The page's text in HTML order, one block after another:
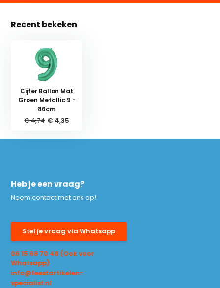
Recent bekeken
Cijfer Ballon Mat
Groen Metallic 9 -
86cm
€ 4,74 € 4,35
Heb je een vraag?
Neem contact met ons op!
Stel je vraag via Whatsapp
06 15 68 70 48 (Ook voor
Whatsapp)
info@feestartikelen-
specialist.nl